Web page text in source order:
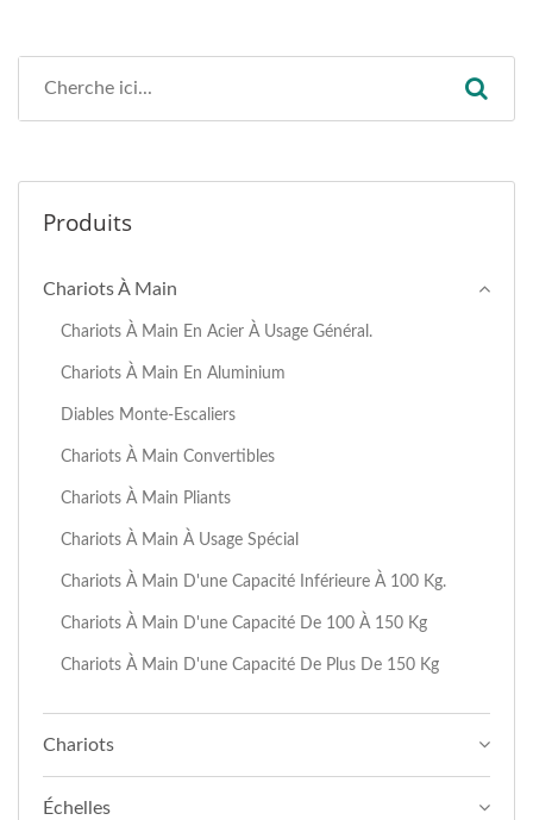
Produits
Chariots À Main
Chariots À Main En Acier À Usage Général.
Chariots À Main En Aluminium
Diables Monte-Escaliers
Chariots À Main Convertibles
Chariots À Main Pliants
Chariots À Main À Usage Spécial
Chariots À Main D'une Capacité Inférieure À 100 Kg.
Chariots À Main D'une Capacité De 100 À 150 Kg
Chariots À Main D'une Capacité De Plus De 150 Kg
Chariots
Échelles